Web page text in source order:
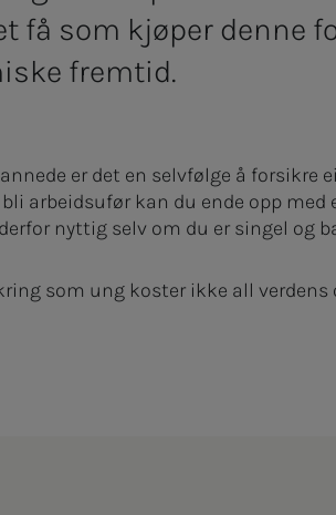
få som kjøper denne
fremtid.
er det en selvfølge å
arbeidsufør kan du ende opp
nyttig selv om du er singel og
som ung koster ikke all